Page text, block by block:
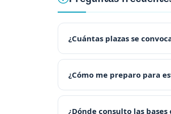
¿Cuántas plazas se
¿Cómo me preparo para
¿Dónde consulto las bases